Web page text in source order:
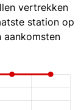
vertrekken
station op
aankomsten